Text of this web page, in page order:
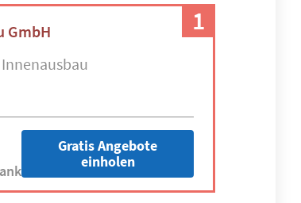
1
GmbH
Innenausbau
Gratis Angebote
einholen